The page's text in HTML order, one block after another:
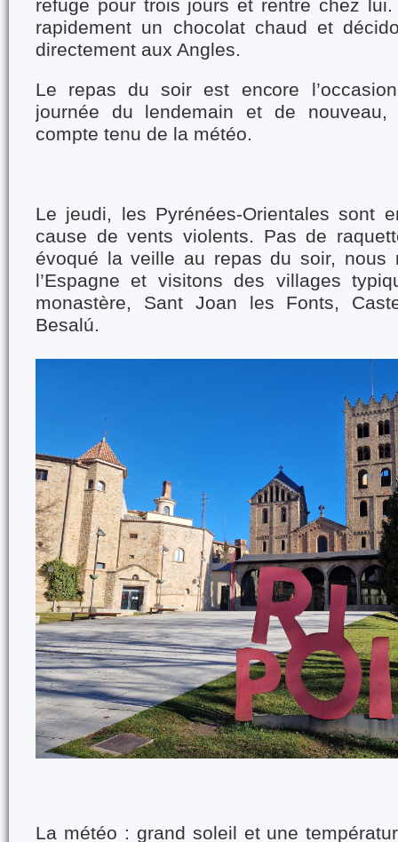
refuge pour trois jours et rentre chez
rapidement un chocolat chaud et
directement aux Angles.
Le repas du soir est encore
journée du lendemain et de nouveau,
compte tenu de la météo.
Le jeudi, les Pyrénées-Orientales sont
cause de vents violents. Pas de
évoqué la veille au repas du soir, nous
l’Espagne et visitons des villages
monastère, Sant Joan les Fonts,
Besalú.
La météo : grand soleil et une